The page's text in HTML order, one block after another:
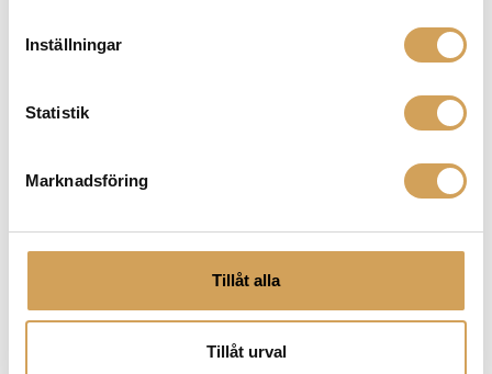
Inställningar
Statistik
Marknadsföring
Tillåt alla
Tillåt urval
1 x 1.4” (2.6 x 3.6
Mid/Low Frequency Drivers
Two 4” (10.2
radiators.
Recommended Amp20–140 watts